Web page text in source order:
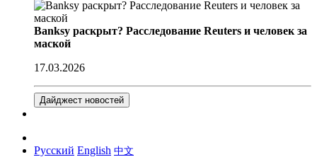
Banksy раскрыт? Расследование Reuters и человек за
маской
17.03.2026
Дайджест новостей
Русский English 中文